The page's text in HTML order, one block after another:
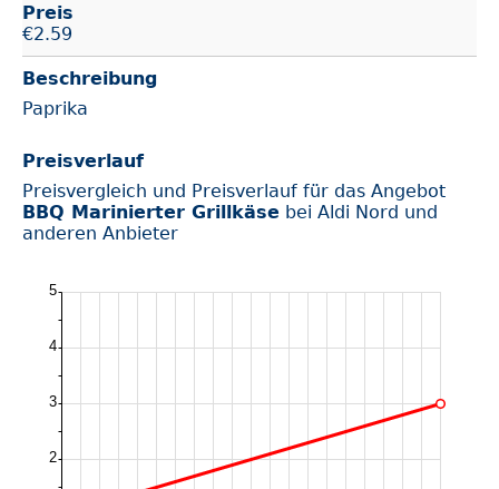
Preis
€2.59
Beschreibung
Paprika
Preisverlauf
Preisvergleich und Preisverlauf für das Angebot
BBQ Marinierter Grillkäse bei Aldi Nord und
anderen Anbieter